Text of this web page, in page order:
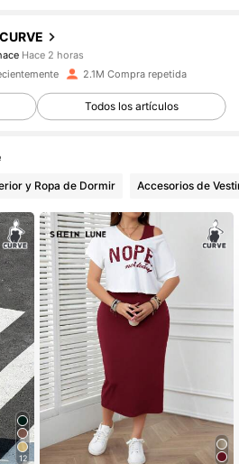
Hace 2 horas
2.1M Compra repetida
Todos los artículos
y Ropa de Dormir Accesorios de
12